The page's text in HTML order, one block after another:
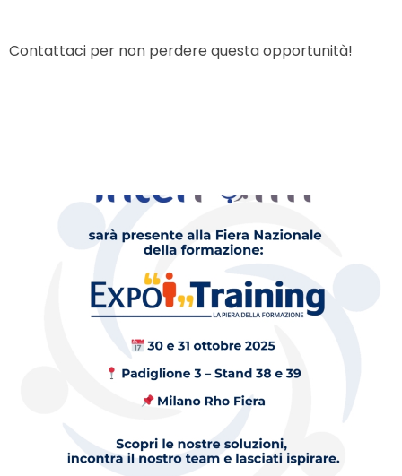
Contattaci per non perdere questa opportunità!